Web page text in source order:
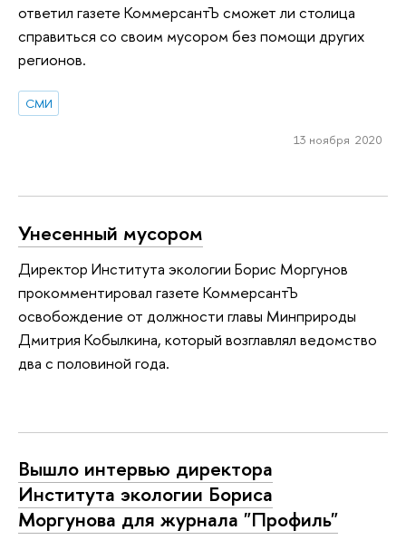
ответил газете КоммерсантЪ сможет ли столица
справиться со своим мусором без помощи других
регионов.
СМИ
13 ноября 2020
Унесенный мусором
Директор Института экологии Борис Моргунов
прокомментировал газете КоммерсантЪ
освобождение от должности главы Минприроды
Дмитрия Кобылкина, который возглавлял ведомство
два с половиной года.
Вышло интервью директора
Института экологии Бориса
Моргунова для журнала "Профиль"